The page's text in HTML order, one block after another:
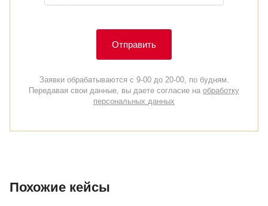
Отправить
Заявки обрабатываются с 9-00 до 20-00, по будням.
Передавая свои данные, вы даете согласие на обработку
персональных данных
Похожие кейсы